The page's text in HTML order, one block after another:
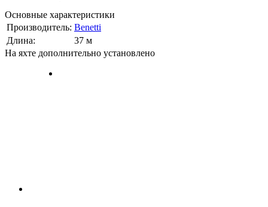
Основные характеристики
Производитель: Benetti
Длина:
37 м
На яхте дополнительно установлено